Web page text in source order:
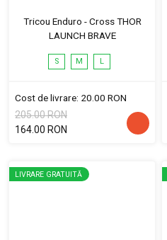
Tricou Enduro - Cross THOR
LAUNCH BRAVE
S M L
Cost de livrare: 20.00 RON
205.00 RON
164.00 RON
LIVRARE GRATUITĂ